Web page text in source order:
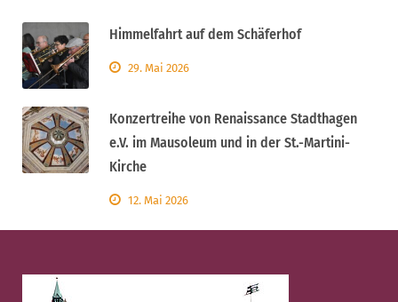
Himmelfahrt auf dem Schäferhof
29. Mai 2026
Konzertreihe von Renaissance Stadthagen
e.V. im Mausoleum und in der St.-Martini-
Kirche
12. Mai 2026